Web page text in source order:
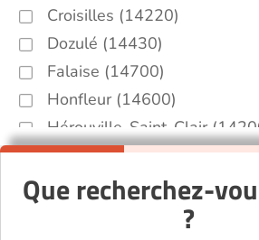
Croisilles (14220)
Dozulé (14430)
Falaise (14700)
Honfleur (14600)
Hérouville-Saint-Clair
Le Bény-Bocage (14350)
Lisieux (14100)
Mondeville (14120)
Que recherchez-
?